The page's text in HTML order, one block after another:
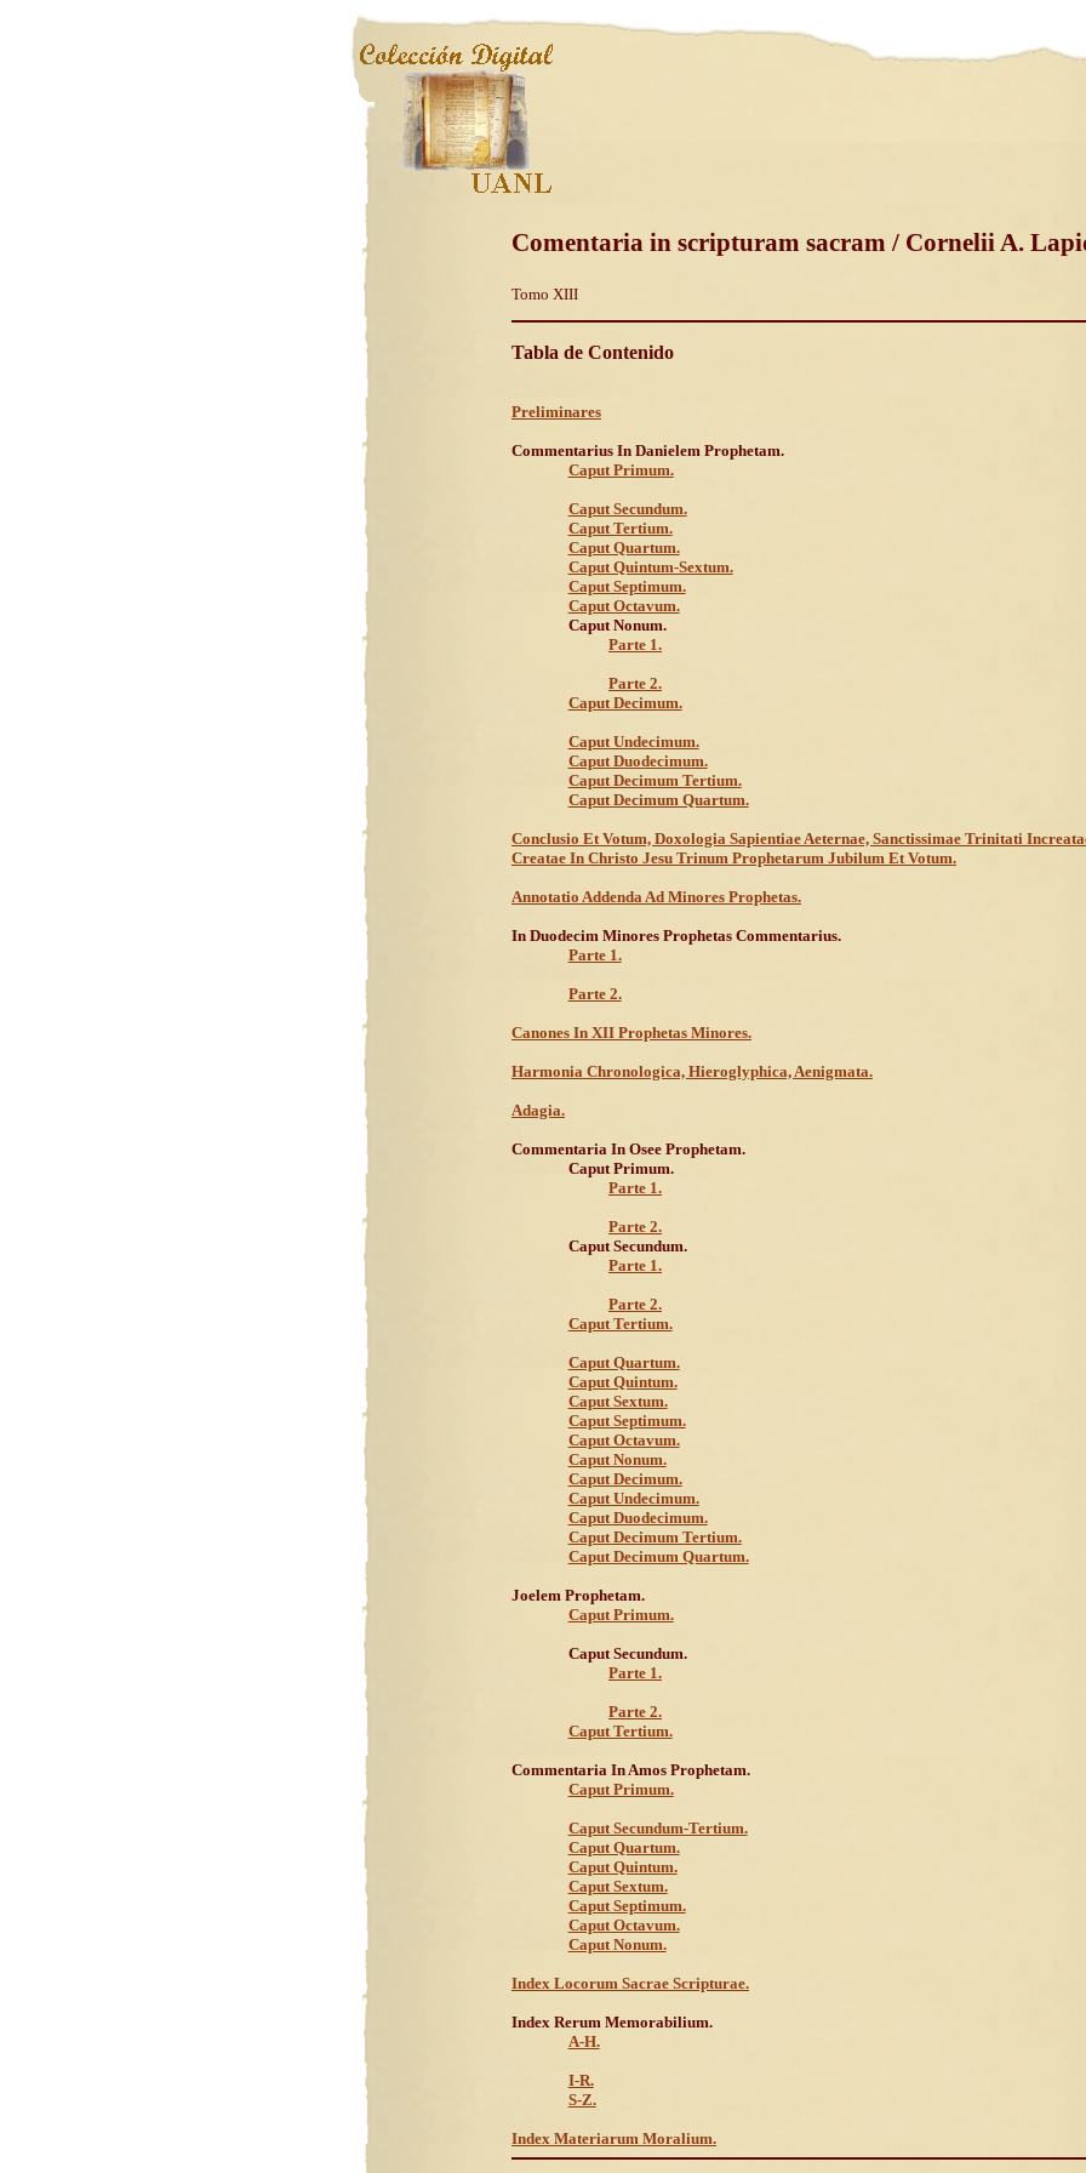
Comentaria in scripturam sacram / Cornelii A.
Tomo XIII
Tabla de Contenido
Preliminares
Commentarius In Danielem Prophetam.
Caput Primum.
Caput Secundum.
Caput Tertium.
Caput Quartum.
Caput Quintum-Sextum.
Caput Septimum.
Caput Octavum.
Caput Nonum.
Parte 1.
Parte 2.
Caput Decimum.
Caput Undecimum.
Caput Duodecimum.
Caput Decimum Tertium.
Caput Decimum Quartum.
Conclusio Et Votum, Doxologia Sapientiae Aeternae, Sanctissimae Trinitati
Creatae In Christo Jesu Trinum Prophetarum Jubilum Et Votum.
Annotatio Addenda Ad Minores Prophetas.
In Duodecim Minores Prophetas Commentarius.
Parte 1.
Parte 2.
Canones In XII Prophetas Minores.
Harmonia Chronologica, Hieroglyphica, Aenigmata.
Adagia.
Commentaria In Osee Prophetam.
Caput Primum.
Parte 1.
Parte 2.
Caput Secundum.
Parte 1.
Parte 2.
Caput Tertium.
Caput Quartum.
Caput Quintum.
Caput Sextum.
Caput Septimum.
Caput Octavum.
Caput Nonum.
Caput Decimum.
Caput Undecimum.
Caput Duodecimum.
Caput Decimum Tertium.
Caput Decimum Quartum.
Joelem Prophetam.
Caput Primum.
Caput Secundum.
Parte 1.
Parte 2.
Caput Tertium.
Commentaria In Amos Prophetam.
Caput Primum.
Caput Secundum-Tertium.
Caput Quartum.
Caput Quintum.
Caput Sextum.
Caput Septimum.
Caput Octavum.
Caput Nonum.
Index Locorum Sacrae Scripturae.
Index Rerum Memorabilium.
A-H.
I-R.
S-Z.
Index Materiarum Moralium.